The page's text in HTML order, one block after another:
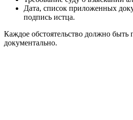
Дата, список приложенных
подпись истца.
Каждое обстоятельство должно быть
документально.